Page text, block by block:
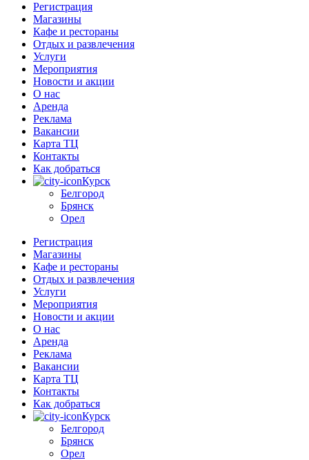
Регистрация
Магазины
Кафе и рестораны
Отдых и развлечения
Услуги
Мероприятия
Новости и акции
О нас
Аренда
Реклама
Вакансии
Карта ТЦ
Контакты
Как добраться
Курск
Белгород
Брянск
Орел
Регистрация
Магазины
Кафе и рестораны
Отдых и развлечения
Услуги
Мероприятия
Новости и акции
О нас
Аренда
Реклама
Вакансии
Карта ТЦ
Контакты
Как добраться
Курск
Белгород
Брянск
Орел